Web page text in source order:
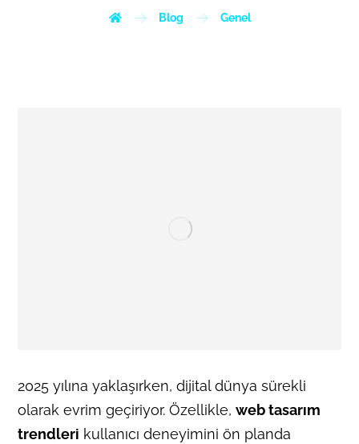
Blog Genel
2025 yılına yaklaşırken, dijital dünya sürekli
olarak evrim geçiriyor. Özellikle,web tasarım
trendleri kullanıcı deneyimini ön planda